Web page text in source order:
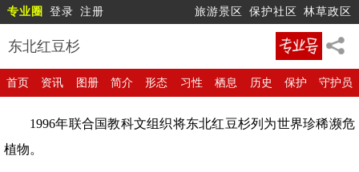
专业圈 登录 注册 旅游景区 保护社区 林草政区
东北红豆杉
首页 资讯 图册 简介 形态 习性 栖息 历史 保护 守护员
1996年联合国教科文组织将东北红豆杉列为世界珍稀濒危
植物。